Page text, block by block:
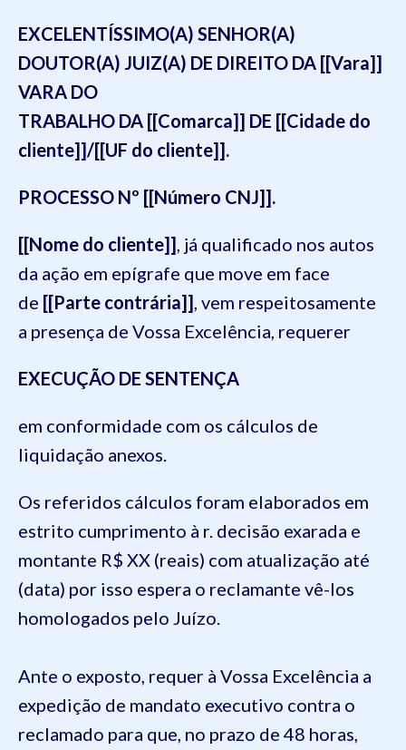
EXCELENTÍSSIMO(A) SENHOR(A)
DOUTOR(A) JUIZ(A) DE DIREITO DA [[Vara]]
VARA DO
TRABALHO DA [[Comarca]] DE [[Cidade do
cliente]]/[[UF do cliente]].
PROCESSO Nº [[Número CNJ]].
[[Nome do cliente]] , já qualificado nos autos
da ação em epígrafe que move em face
de [[Parte contrária]] , vem respeitosamente
a presença de Vossa Excelência, requerer
EXECUÇÃO DE SENTENÇA
em conformidade com os cálculos de
liquidação anexos.
Os referidos cálculos foram elaborados em
estrito cumprimento à r. decisão exarada e
montante R$ XX (reais) com atualização até
(data) por isso espera o reclamante vê-los
homologados pelo Juízo.
Ante o exposto, requer à Vossa Excelência a
expedição de mandato executivo contra o
reclamado para que, no prazo de 48 horas,